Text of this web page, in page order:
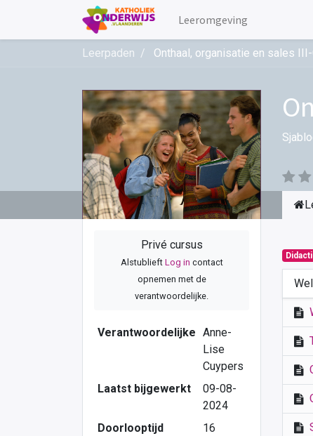
Leeromgeving
Leerpaden Onthaal, organisatie en sales
Privé cursus
Alstublieft Log in contact
opnemen met de
verantwoordelijke.
Verantwoordelijke Anne-
Lise
Cuypers
Laatst bijgewerkt
09-08-
2024
Doorlooptijd
16